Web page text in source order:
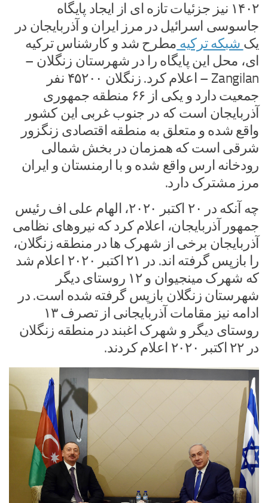
۱۴۰۲ نیز جزئیات تازه ای از ایجاد پایگاه
جاسوسی اسرائیل در مرز ایران و آذربایجان در
یک شبکه ترکیه مطرح شد و کارشناس ترکیه
ای، محل این پایگاه را در شهرستان زنگلان –
Zangilan – اعلام کرد. زنگلان ۴۵۲۰۰ نفر
جمعیت دارد و یکی از ۶۶ منطقه جمهوری
آذربایجان است که در جنوب غربی این کشور
واقع شده و متعلق به منطقه اقتصادی زنگزور
شرقی است که همزمان در بخش شمالی
رودخانه ارس واقع شده و با ارمنستان و ایران
مرز مشترک دارد.
چه آنکه در ۲۰ اکتبر ۲۰۲۰، الهام علی اف رئیس
جمهور آذربایجان، اعلام کرد که نیروهای نظامی
آذربایجان برخی از شهرک ها در منطقه زنگلان،
را بازپس گرفته اند. در ۲۱ اکتبر ۲۰۲۰ اعلام شد
که شهرک مینجیوان و ۱۲ روستای دیگر
شهرستان زنگلان بازپس گرفته شده است. در
ادامه نیز مقامات آذربایجانی از تصرف ۱۳
روستای دیگر و شهرک اغبند در منطقه زنگلان
در ۲۲ اکتبر ۲۰۲۰ اعلام کردند.